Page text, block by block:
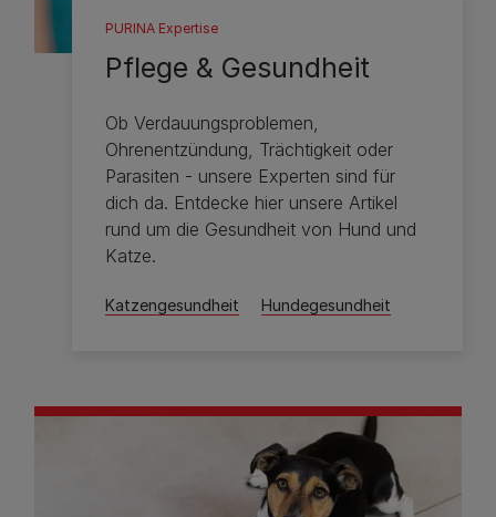
PURINA Expertise
Pflege & Gesundheit
Ob Verdauungsproblemen,
Ohrenentzündung, Trächtigkeit oder
Parasiten - unsere Experten sind für
dich da. Entdecke hier unsere Artikel
rund um die Gesundheit von Hund und
Katze.
Katzengesundheit Hundegesundheit